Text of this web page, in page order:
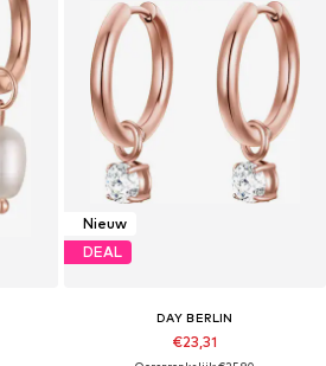
Nieuw
DEAL
DAY BERLIN
€23,31